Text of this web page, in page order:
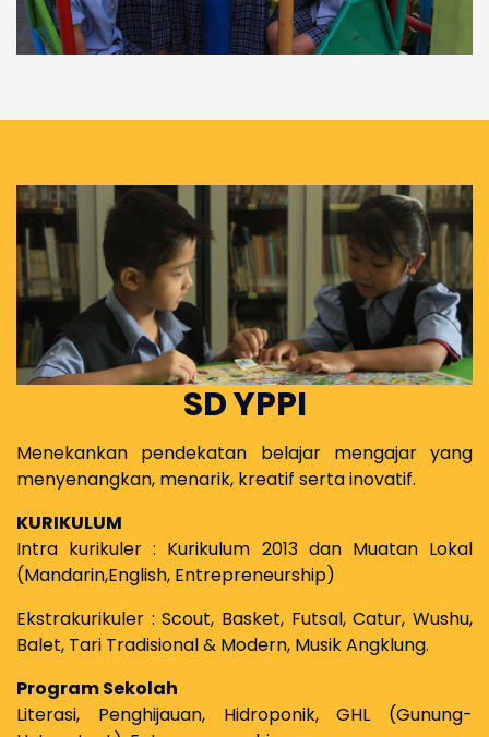
SD YPPI
Menekankan pendekatan belajar mengajar yang
menyenangkan, menarik, kreatif serta inovatif.
KURIKULUM
Intra kurikuler : Kurikulum 2013 dan Muatan Lokal
(Mandarin,English, Entrepreneurship)
Ekstrakurikuler : Scout, Basket, Futsal, Catur, Wushu,
Balet, Tari Tradisional & Modern, Musik Angklung.
Program Sekolah
Literasi, Penghijauan, Hidroponik, GHL (Gunung-